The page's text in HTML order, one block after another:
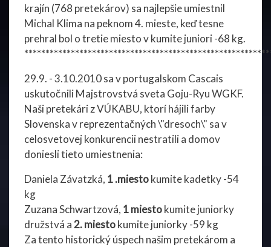
krajín (768 pretekárov) sa najlepšie umiestnil
Michal Klima na peknom 4. mieste, keď tesne
prehral bol o tretie miesto v kumite juniori -68 kg.
29.9. - 3.10.2010 sa v portugalskom Cascais
uskutočnili Majstrovstvá sveta Goju-Ryu WGKF.
Naši pretekári z VÚKABU, ktorí hájili farby
Slovenska v reprezentačných \"dresoch\" sa v
celosvetovej konkurencii nestratili a domov
doniesli tieto umiestnenia:
Daniela Závatzká, 1 .miestokumite kadetky -54
kg
Zuzana Schwartzová, 1 miestokumite juniorky
družstvá a2. miestokumite juniorky -59 kg
Za tento historický úspech našim pretekárom a